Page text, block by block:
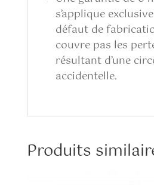
s’applique
défaut de
couvre pas les
résultant d’une
accidentelle.
Produits